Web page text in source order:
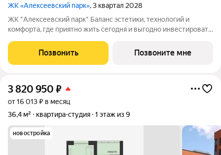
ЖК «Алексеевский парк», 3 квартал 2028
ЖК "Алексеевский парк" Баланс эстетики, технологий и
комфорта, где приятно жить сегодня и выгодно инвестировать
современный проект комфорт класса в развивающемся
районе дальнего Завеличья. Дом выполнен в
Позвонить Позвоните мне
3 820 950 ₽
от 16 013 ₽ в месяц
36,4 м²
квартира-студия 1 этаж из 9
новостройка